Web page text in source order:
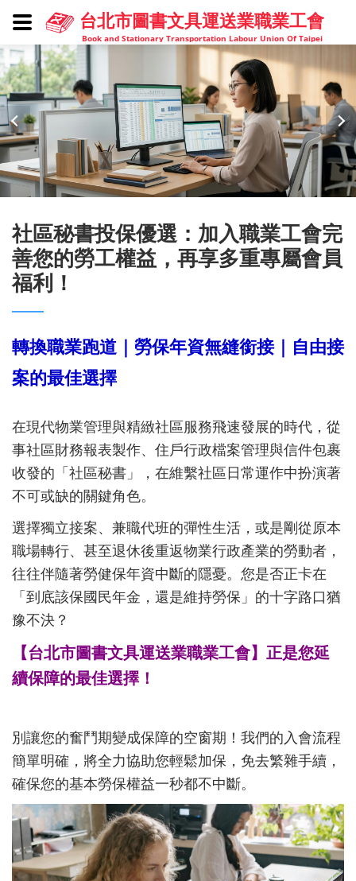
台北市圖書文具運送業職業工會
Book and Stationary Transportation Labour Union Of Taipei
社區秘書投保優選：加入職業工會完
善您的勞工權益，再享多重專屬會員
福利！
轉換職業跑道｜勞保年資無縫銜接｜自由接
案的最佳選擇
在現代物業管理與精緻社區服務飛速發展的時代，從
事社區財務報表製作、住戶行政檔案管理與信件包裹
收發的「社區秘書」，在維繫社區日常運作中扮演著
不可或缺的關鍵角色。
選擇獨立接案、兼職代班的彈性生活，或是剛從原本
職場轉行、甚至退休後重返物業行政產業的勞動者，
往往伴隨著勞健保年資中斷的隱憂。您是否正卡在
「到底該保國民年金，還是維持勞保」的十字路口猶
豫不決？
【台北市圖書文具運送業職業工會】正是您延
續保障的最佳選擇！
別讓您的奮鬥期變成保障的空窗期！我們的入會流程
簡單明確，將全力協助您輕鬆加保，免去繁雜手續，
確保您的基本勞保權益一秒都不中斷。